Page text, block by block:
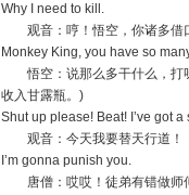
Why I need to kill.
观音：哼！悟空，你诸多借
Monkey King, you have so
悟空：说那么多干什么，打
收入甘露瓶。)
Shut up please! Beat! I’ve got a
观音：今天我要替天行道！
I’m gonna punish you.
唐僧：哎哎！徒弟有错做师